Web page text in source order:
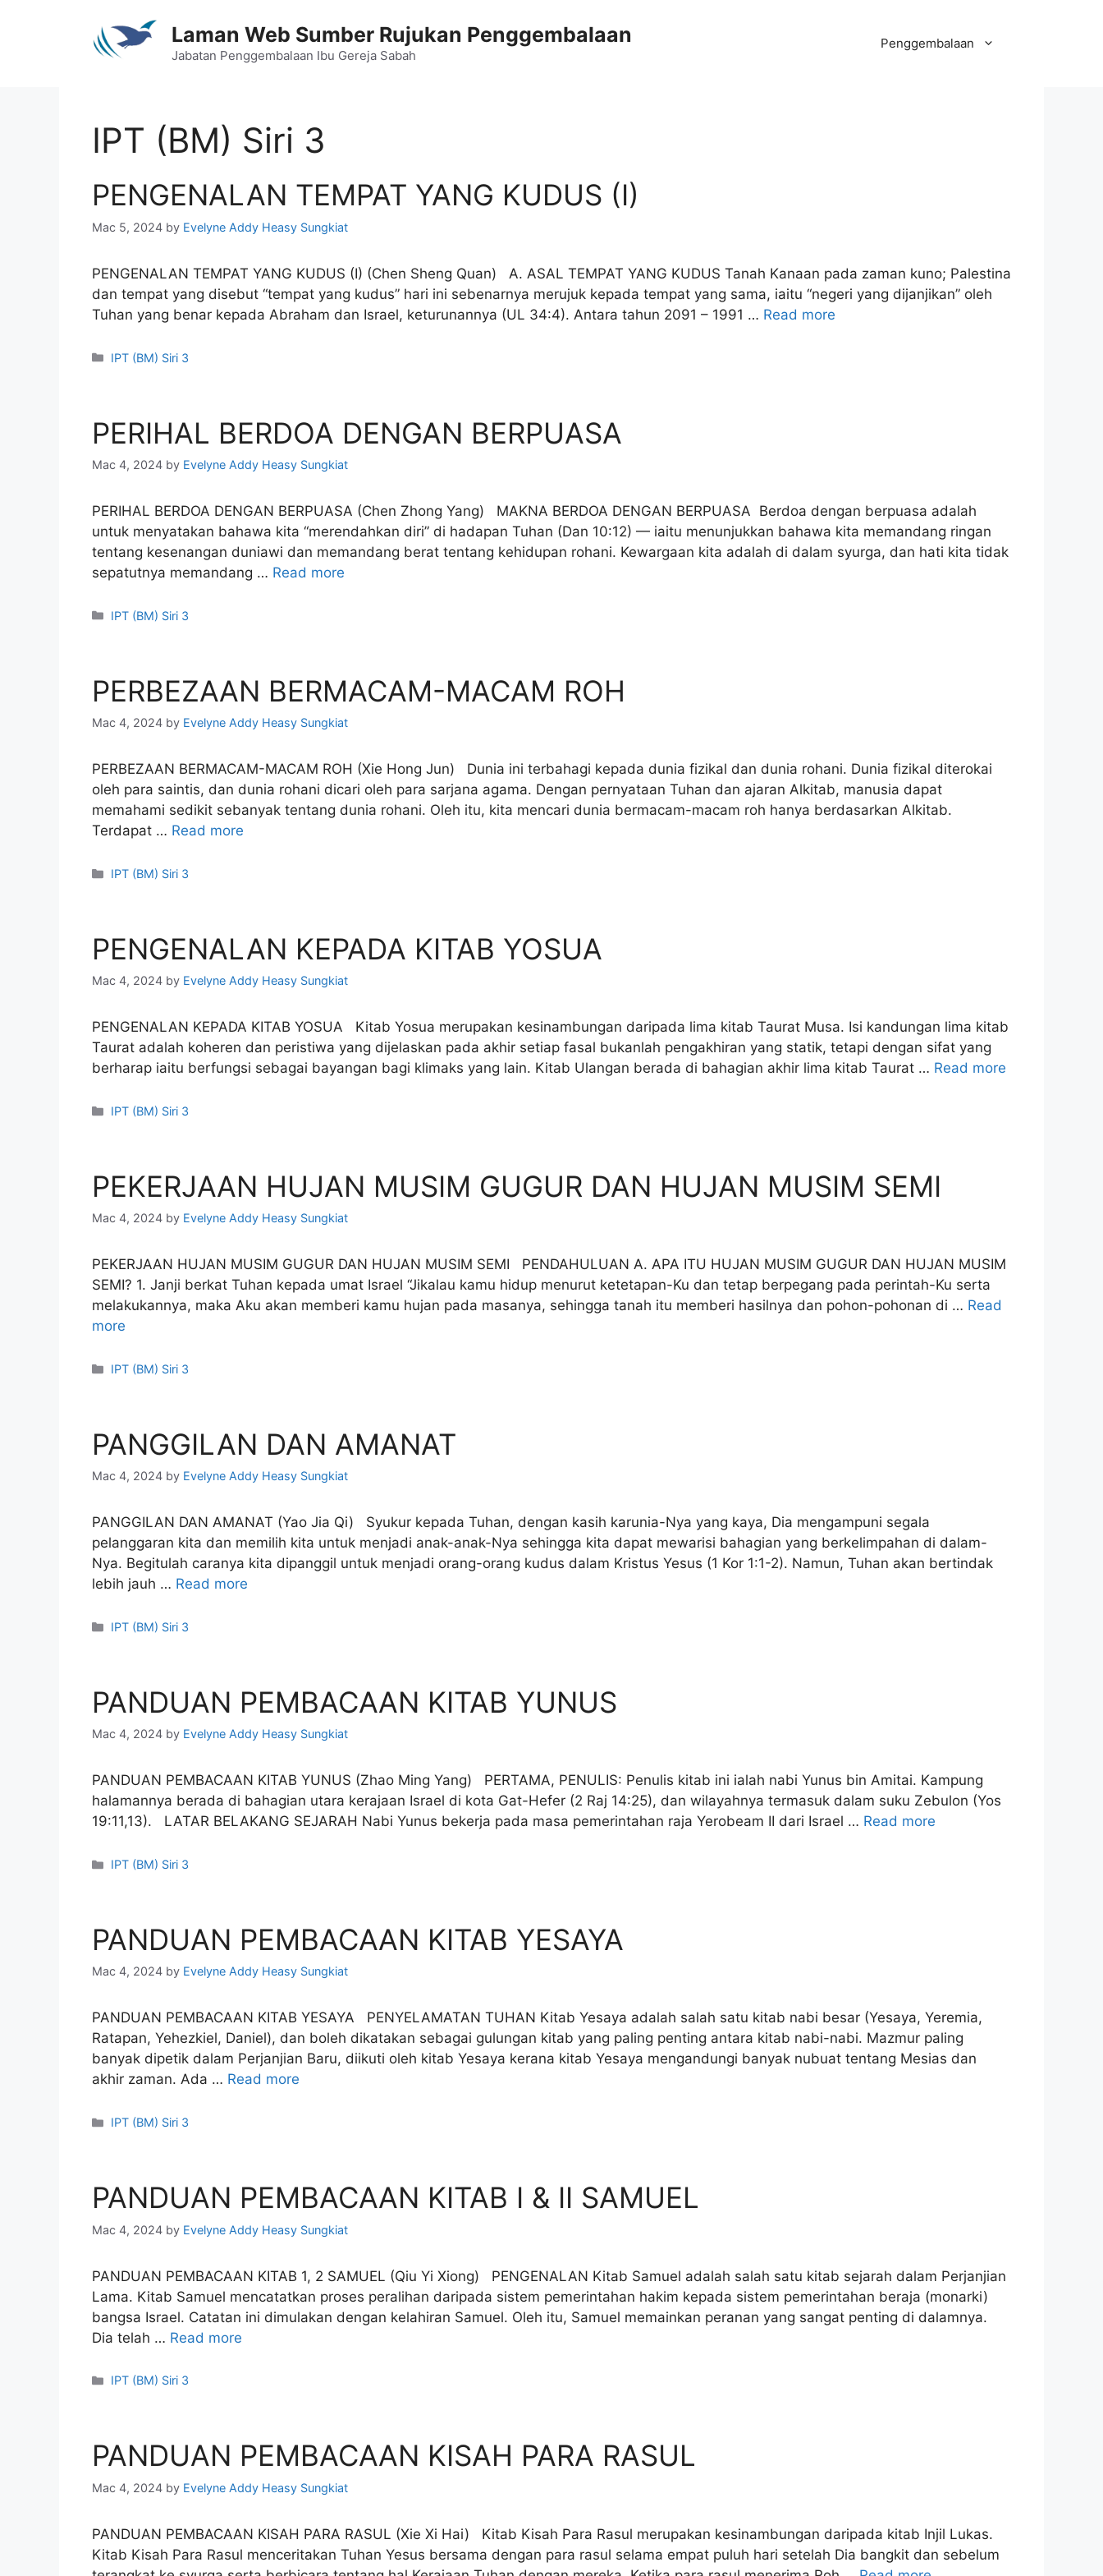
Laman Web Sumber Rujukan Penggembalaan
Jabatan Penggembalaan Ibu Gereja Sabah
Penggembalaan
IPT (BM) Siri 3
PENGENALAN TEMPAT YANG KUDUS (I)
Mac 5, 2024 by Evelyne Addy Heasy Sungkiat
PENGENALAN TEMPAT YANG KUDUS (I) (Chen Sheng Quan) A. ASAL TEMPAT YANG KUDUS Tanah Kanaan pada zaman kuno; Palestina
dan tempat yang disebut “tempat yang kudus” hari ini sebenarnya merujuk kepada tempat yang sama, iaitu “negeri yang dijanjikan” oleh
Tuhan yang benar kepada Abraham dan Israel, keturunannya (UL 34:4). Antara tahun 2091 – 1991 … Read more
Categories
IPT (BM) Siri 3
PERIHAL BERDOA DENGAN BERPUASA
Mac 4, 2024 by Evelyne Addy Heasy Sungkiat
PERIHAL BERDOA DENGAN BERPUASA (Chen Zhong Yang) MAKNA BERDOA DENGAN BERPUASA Berdoa dengan berpuasa adalah
untuk menyatakan bahawa kita “merendahkan diri” di hadapan Tuhan (Dan 10:12) — iaitu menunjukkan bahawa kita memandang ringan
tentang kesenangan duniawi dan memandang berat tentang kehidupan rohani. Kewargaan kita adalah di dalam syurga, dan hati kita tidak
sepatutnya memandang … Read more
Categories
IPT (BM) Siri 3
PERBEZAAN BERMACAM-MACAM ROH
Mac 4, 2024 by Evelyne Addy Heasy Sungkiat
PERBEZAAN BERMACAM-MACAM ROH (Xie Hong Jun) Dunia ini terbahagi kepada dunia fizikal dan dunia rohani. Dunia fizikal diterokai
oleh para saintis, dan dunia rohani dicari oleh para sarjana agama. Dengan pernyataan Tuhan dan ajaran Alkitab, manusia dapat
memahami sedikit sebanyak tentang dunia rohani. Oleh itu, kita mencari dunia bermacam-macam roh hanya berdasarkan Alkitab.
Terdapat … Read more
Categories
IPT (BM) Siri 3
PENGENALAN KEPADA KITAB YOSUA
Mac 4, 2024 by Evelyne Addy Heasy Sungkiat
PENGENALAN KEPADA KITAB YOSUA Kitab Yosua merupakan kesinambungan daripada lima kitab Taurat Musa. Isi kandungan lima kitab
Taurat adalah koheren dan peristiwa yang dijelaskan pada akhir setiap fasal bukanlah pengakhiran yang statik, tetapi dengan sifat yang
berharap iaitu berfungsi sebagai bayangan bagi klimaks yang lain. Kitab Ulangan berada di bahagian akhir lima kitab Taurat … Read more
Categories
IPT (BM) Siri 3
PEKERJAAN HUJAN MUSIM GUGUR DAN HUJAN MUSIM SEMI
Mac 4, 2024 by Evelyne Addy Heasy Sungkiat
PEKERJAAN HUJAN MUSIM GUGUR DAN HUJAN MUSIM SEMI PENDAHULUAN A. APA ITU HUJAN MUSIM GUGUR DAN HUJAN MUSIM
SEMI? 1. Janji berkat Tuhan kepada umat Israel “Jikalau kamu hidup menurut ketetapan-Ku dan tetap berpegang pada perintah-Ku serta
melakukannya, maka Aku akan memberi kamu hujan pada masanya, sehingga tanah itu memberi hasilnya dan pohon-pohonan di … Read
more
Categories
IPT (BM) Siri 3
PANGGILAN DAN AMANAT
Mac 4, 2024 by Evelyne Addy Heasy Sungkiat
PANGGILAN DAN AMANAT (Yao Jia Qi) Syukur kepada Tuhan, dengan kasih karunia-Nya yang kaya, Dia mengampuni segala
pelanggaran kita dan memilih kita untuk menjadi anak-anak-Nya sehingga kita dapat mewarisi bahagian yang berkelimpahan di dalam-
Nya. Begitulah caranya kita dipanggil untuk menjadi orang-orang kudus dalam Kristus Yesus (1 Kor 1:1-2). Namun, Tuhan akan bertindak
lebih jauh … Read more
Categories
IPT (BM) Siri 3
PANDUAN PEMBACAAN KITAB YUNUS
Mac 4, 2024 by Evelyne Addy Heasy Sungkiat
PANDUAN PEMBACAAN KITAB YUNUS (Zhao Ming Yang) PERTAMA, PENULIS: Penulis kitab ini ialah nabi Yunus bin Amitai. Kampung
halamannya berada di bahagian utara kerajaan Israel di kota Gat-Hefer (2 Raj 14:25), dan wilayahnya termasuk dalam suku Zebulon (Yos
19:11,13). LATAR BELAKANG SEJARAH Nabi Yunus bekerja pada masa pemerintahan raja Yerobeam II dari Israel … Read more
Categories
IPT (BM) Siri 3
PANDUAN PEMBACAAN KITAB YESAYA
Mac 4, 2024 by Evelyne Addy Heasy Sungkiat
PANDUAN PEMBACAAN KITAB YESAYA PENYELAMATAN TUHAN Kitab Yesaya adalah salah satu kitab nabi besar (Yesaya, Yeremia,
Ratapan, Yehezkiel, Daniel), dan boleh dikatakan sebagai gulungan kitab yang paling penting antara kitab nabi-nabi. Mazmur paling
banyak dipetik dalam Perjanjian Baru, diikuti oleh kitab Yesaya kerana kitab Yesaya mengandungi banyak nubuat tentang Mesias dan
akhir zaman. Ada … Read more
Categories
IPT (BM) Siri 3
PANDUAN PEMBACAAN KITAB I & II SAMUEL
Mac 4, 2024 by Evelyne Addy Heasy Sungkiat
PANDUAN PEMBACAAN KITAB 1, 2 SAMUEL (Qiu Yi Xiong) PENGENALAN Kitab Samuel adalah salah satu kitab sejarah dalam Perjanjian
Lama. Kitab Samuel mencatatkan proses peralihan daripada sistem pemerintahan hakim kepada sistem pemerintahan beraja (monarki)
bangsa Israel. Catatan ini dimulakan dengan kelahiran Samuel. Oleh itu, Samuel memainkan peranan yang sangat penting di dalamnya.
Dia telah … Read more
Categories
IPT (BM) Siri 3
PANDUAN PEMBACAAN KISAH PARA RASUL
Mac 4, 2024 by Evelyne Addy Heasy Sungkiat
PANDUAN PEMBACAAN KISAH PARA RASUL (Xie Xi Hai) Kitab Kisah Para Rasul merupakan kesinambungan daripada kitab Injil Lukas.
Kitab Kisah Para Rasul menceritakan Tuhan Yesus bersama dengan para rasul selama empat puluh hari setelah Dia bangkit dan sebelum